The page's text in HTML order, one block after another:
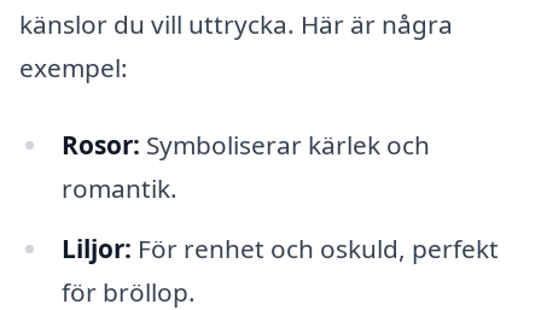
känslor du vill uttrycka. Här är några
exempel:
Rosor: Symboliserar kärlek och
romantik.
Liljor: För renhet och oskuld, perfekt
för bröllop.